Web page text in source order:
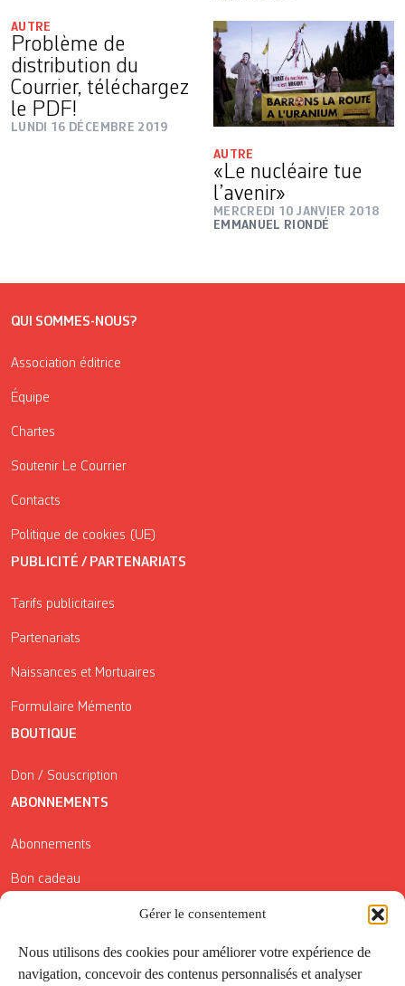
Gérer le consentement
Nous utilisons des cookies pour améliorer votre expérience de
navigation, concevoir des contenus personnalisés et analyser
AUTRE
Problème de
distribution du
Courrier, téléchargez
le PDF!
LUNDI 16 DÉCEMBRE 2019
AUTRE
«Le nucléaire tue
l’avenir»
MERCREDI 10 JANVIER 2018
EMMANUEL RIONDÉ
QUI SOMMES-NOUS?
Association éditrice
Équipe
Chartes
Soutenir Le Courrier
Contacts
Politique de cookies (UE)
PUBLICITÉ / PARTENARIATS
Tarifs publicitaires
Partenariats
Naissances et Mortuaires
Formulaire Mémento
BOUTIQUE
Don / Souscription
ABONNEMENTS
Abonnements
Bon cadeau
Conditions générales de vente
Réductions de la Carte Côté Courrier
Application